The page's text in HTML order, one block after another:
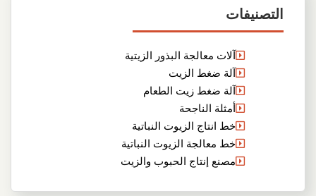
التصنيفات
آلات معالجة البذور الزيتية
آلة ضغط الزيت
آلة ضغط زيت الطعام
أمثلة الناجحة
خط انتاج الزيوت النباتية
خط معالجة الزيوت النباتية
مصنع إنتاج الحبوب والزيت